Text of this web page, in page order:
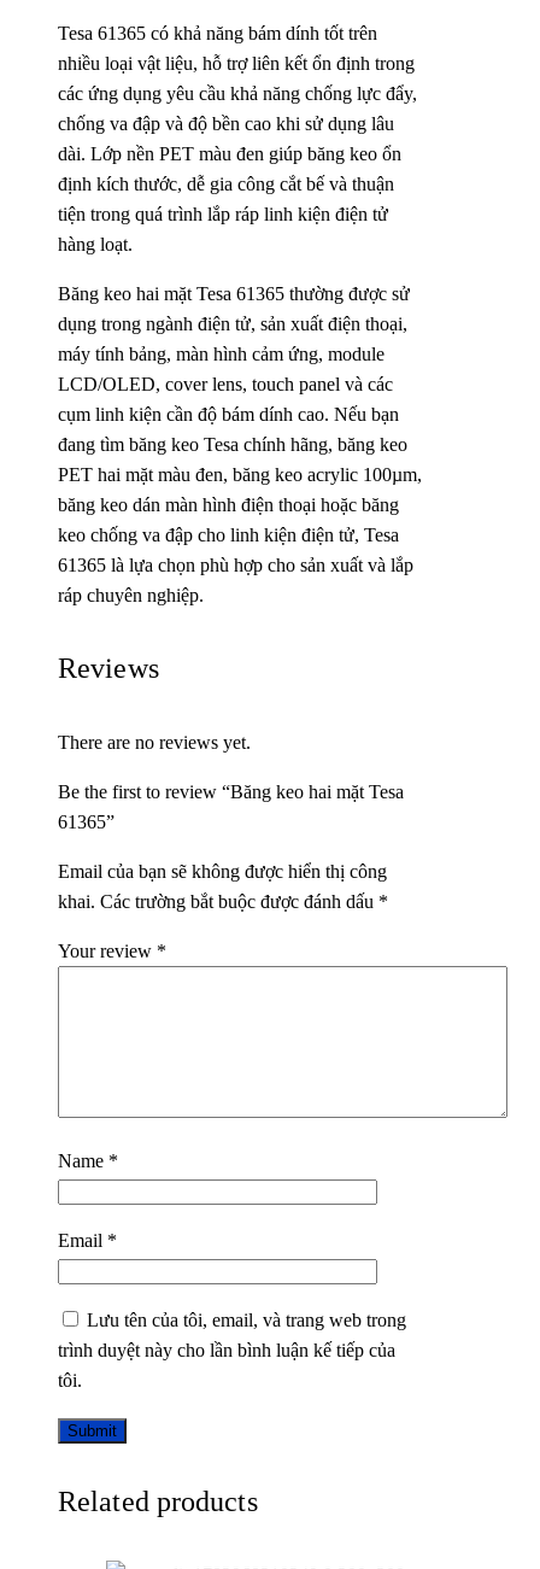
Tesa 61365 có khả năng bám dính tốt trên
nhiều loại vật liệu, hỗ trợ liên kết ổn định trong
các ứng dụng yêu cầu khả năng chống lực đẩy,
chống va đập và độ bền cao khi sử dụng lâu
dài. Lớp nền PET màu đen giúp băng keo ổn
định kích thước, dễ gia công cắt bế và thuận
tiện trong quá trình lắp ráp linh kiện điện tử
hàng loạt.
Băng keo hai mặt Tesa 61365 thường được sử
dụng trong ngành điện tử, sản xuất điện thoại,
máy tính bảng, màn hình cảm ứng, module
LCD/OLED, cover lens, touch panel và các
cụm linh kiện cần độ bám dính cao. Nếu bạn
đang tìm băng keo Tesa chính hãng, băng keo
PET hai mặt màu đen, băng keo acrylic 100µm,
băng keo dán màn hình điện thoại hoặc băng
keo chống va đập cho linh kiện điện tử, Tesa
61365 là lựa chọn phù hợp cho sản xuất và lắp
ráp chuyên nghiệp.
Reviews
There are no reviews yet.
Be the first to review “Băng keo hai mặt Tesa
61365”
Email của bạn sẽ không được hiển thị công
khai. Các trường bắt buộc được đánh dấu *
Your review *
Name *
Email *
Lưu tên của tôi, email, và trang web trong
trình duyệt này cho lần bình luận kế tiếp của
tôi.
Related products